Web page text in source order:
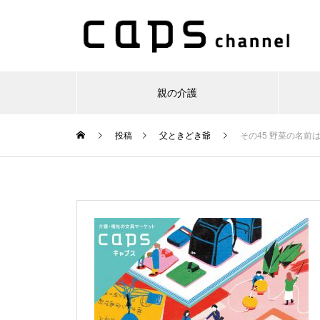
親の介護
投稿 父ときどき爺 その45 野菜の名前